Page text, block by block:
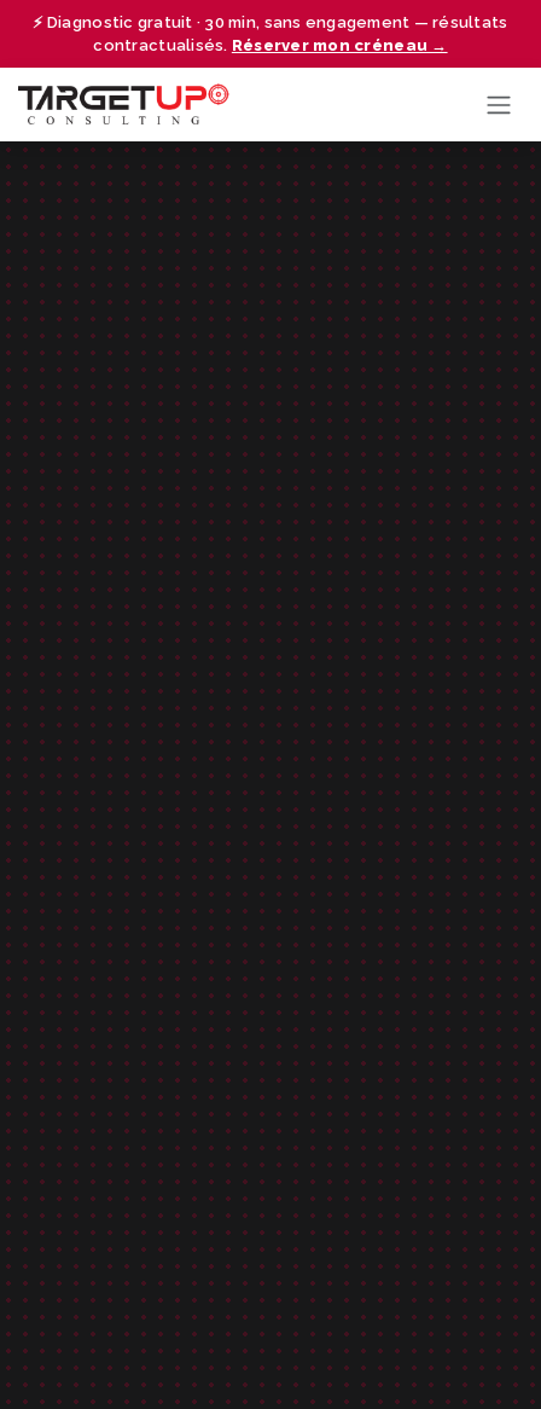
⚡ Diagnostic gratuit · 30 min, sans engagement — résultats
contractualisés. Réserver mon créneau →
Se rendre au contenu